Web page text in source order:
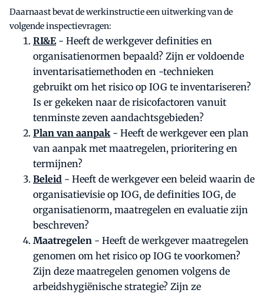
Daarnaast bevat de werkinstructie een uitwerking van de
volgende inspectievragen:
RI&E- Heeft de werkgever definities en
organisatienormen bepaald? Zijn er voldoende
inventarisatiemethoden en -technieken
gebruikt om het risico op IOG te inventariseren?
Is er gekeken naar de risicofactoren vanuit
tenminste zeven aandachtsgebieden?
Plan van aanpak - Heeft de werkgever een plan
van aanpak met maatregelen, prioritering en
termijnen?
Beleid - Heeft de werkgever een beleid waarin de
organisatievisie op IOG, de definities IOG, de
organisatienorm, maatregelen en evaluatie zijn
beschreven?
Maatregelen - Heeft de werkgever maatregelen
genomen om het risico op IOG te voorkomen?
Zijn deze maatregelen genomen volgens de
arbeidshygiënische strategie? Zijn ze